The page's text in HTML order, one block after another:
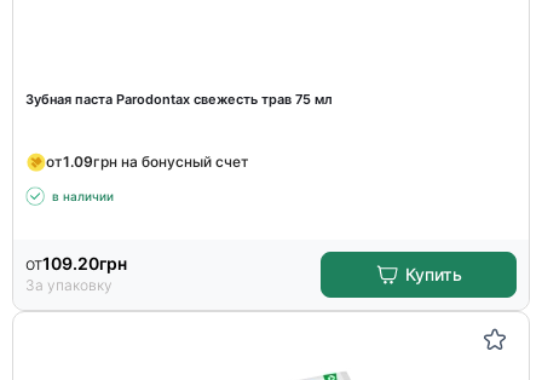
Зубная паста Parodontax свежесть трав 75 мл
от1.09грн на бонусный счет
в наличии
от109.20грн
За упаковку
Купить